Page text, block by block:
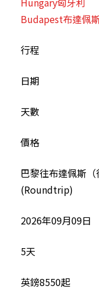
Budapest布達佩
行程
日期
天數
價格
巴黎往布達佩斯
(Roundtrip)
2026年09月09日
5天
英鎊8550起